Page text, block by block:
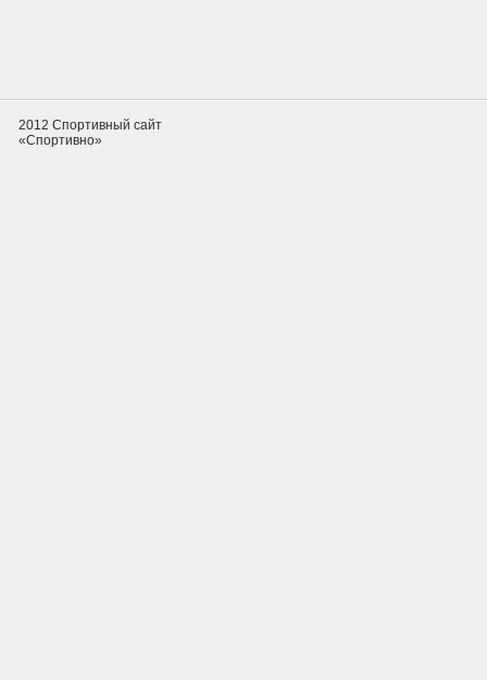
2012 Спортивный сайт
«Спортивно»